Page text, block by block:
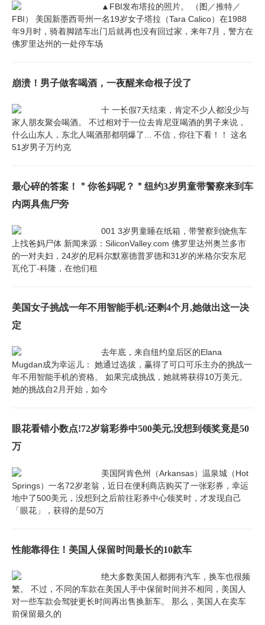
▲FBI发布塔拉的照片。 （图／推特／
FBI） 美国新墨西哥州一名19岁女子塔拉（Tara Calico）在1988
年9月时，骑着脚踏车出门后就再也没有回过家，来年7月，警方在
佛罗里达州的一处停车场
崩溃！男子做客喝酒，一夜醒来命根子没了
十 一长假7天结束，肯定不少人都没少与
家人朋友聚会喝酒。 不过相对于一位去肯尼亚喝酒的男子来说，
什么山东人，东北人喝酒那都弱爆了... 不信，你往下看！！ 这名
51岁男子万约克
最心碎的答案！＂你爸妈呢？＂纽约3岁男童带警察来到车
内两具焦尸旁
001 3岁男童睡在纸箱，带警察到烧焦车
上找爸妈尸体 新闻来源：SiliconValley.com 佛罗里达州奥兰多市
的一对夫妇，24岁的尼科尔默塞德普罗德和31岁的米格尔安东尼
瓦伦丁-科隆，在他们租
美国女子挑战一年不用智能手机:还剩4个月,她做出这一决
定
去年底，来自纽约皇后区的Elana
Mugdan成为幸运儿： 她通过选拔，赢得了可口可乐主办的挑战一
年不用智能手机的资格。 如果完成挑战，她就将获得10万美元。
她的挑战自2月开始，如今
眼花看错小数点!72岁翁彩券中500美元,没想到领奖竟是50
万
美国阿肯色州（Arkansas）温泉城（Hot
Springs）一名72岁老翁，近日在便利商店购买了一张彩券，幸运
地中了500美元，没想到之后前往彩券中心领奖时，才发现自己
「眼花」，获得的是50万
性能靠得住！美国人保留时间最长的10款车
绝大多数美国人都拥有汽车，换车也很频
繁。 不过，不同的车款在美国人手中保留时间并不相同，美国人
对一些车款会驾驶更长时间再出售换新车。 那么，美国人在卖车
前保留最久的